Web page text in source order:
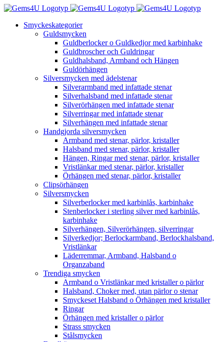
Fortsätt
innehålletSmyckeskategorier
Guldsmycken
Guldberlocker o Guldkedjor med karbinhake
Guldbroscher och Guldringar
Guldhalsband, Armband och Hängen
Guldörhängen
Silversmycken med ädelstenar
Silverarmband med infattade stenar
Silverhalsband med infattade stenar
Silverörhängen med infattade stenar
Silverringar med infattade stenar
Silverhängen med infattade stenar
Handgjorda silversmycken
Armband med stenar, pärlor, kristaller
Halsband med stenar, pärlor, kristaller
Hängen, Ringar med stenar, pärlor, kristaller
Vristlänkar med stenar, pärlor, kristaller
Örhängen med stenar, pärlor, kristaller
Clipsörhängen
Silversmycken
Silverberlocker med karbinlås, karbinhake
Stenberlocker i sterling silver med karbinlås,
karbinhake
Silverhängen, Silverörhängen, silverringar
Silverkedjor; Berlockarmband, Berlockhalsband,
Vristlänkar
Läderremmar, Armband, Halsband o
Organzaband
Trendiga smycken
Armband o Vristlänkar med kristaller o pärlor
Halsband, Choker med, utan pärlor o stenar
Smyckeset Halsband o Örhängen med kristaller
Ringar
Örhängen med kristaller o pärlor
Strass smycken
Stålsmycken